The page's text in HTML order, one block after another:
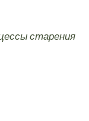
старения